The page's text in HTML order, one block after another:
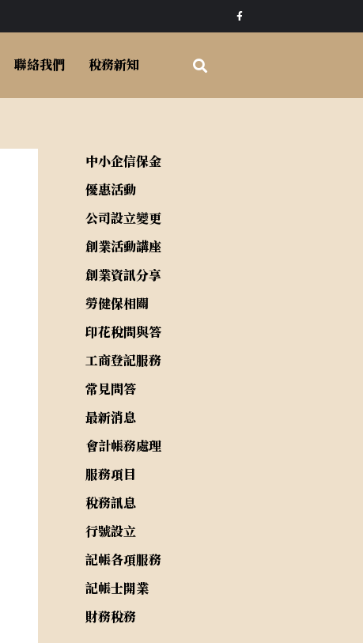
F
a
聯絡我們 稅務新知
中小企信保金
優惠活動
公司設立變更
創業活動講座
創業資訊分享
勞健保相關
印花稅問與答
工商登記服務
常見問答
最新消息
會計帳務處理
服務項目
稅務訊息
行號設立
記帳各項服務
記帳士開業
財務稅務